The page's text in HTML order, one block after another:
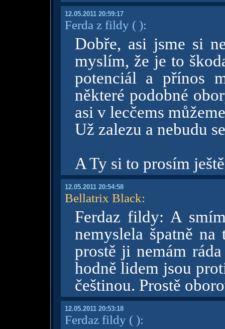
12.05.2011 20:59:17
Ferda z fildy( ):
Dobře, asi jsme si
myslím, že je to
potenciál a přínos
některé podobné
asi v lecčems
Už zalezu a nebudu
A Ty si to prosím
12.05.2011 20:54:58
Bellatrix Black:
Ferdaz fildy: A
nemyslela špatně
prostě ji nemám
hodně lidem jsou
češtinou. Prostě
12.05.2011 20:53:18
Ferdaz fildy( ):